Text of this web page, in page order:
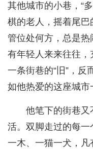
其他城市的小巷，“
棋的老人，摇着尾巴
管位处何方，总是
有年轻人来来往往
一条街巷的“旧”，反
如他热爱的这座城市
他笔下的街巷又
活。双脚走过的每
一木、一猫一犬，凡